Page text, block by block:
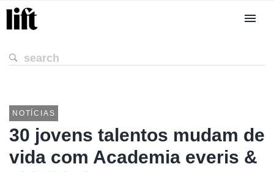
NOTÍCIAS
30 jovens talentos mudam de
vida com Academia everis &